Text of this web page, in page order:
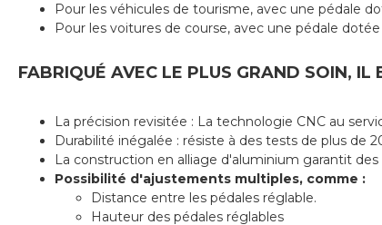
Pour les véhicules de tourisme, avec une pédale
Pour les voitures de course, avec une pédale
FABRIQUÉ AVEC LE PLUS GRAND SOIN,
La précision revisitée : La technologie CNC au
Durabilité inégalée : résiste à des tests de plus de
La construction en alliage d'aluminium garantit
Possibilité d'ajustements multiples, comme :
Distance entre les pédales réglable.
Hauteur des pédales réglables